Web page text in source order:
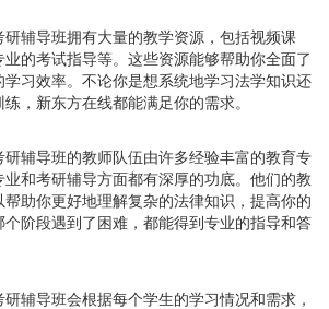
辅导班拥有大量的教学资源，包括视频课
的考试指导等。这些资源能够帮助你全面了
习效率。不论你是想系统地学习法学知识还
，新东方在线都能满足你的需求。
辅导班的教师队伍由许多经验丰富的教育专
和考研辅导方面都有深厚的功底。他们的教
助你更好地理解复杂的法律知识，提高你的
阶段遇到了困难，都能得到专业的指导和答
辅导班会根据每个学生的学习情况和需求，